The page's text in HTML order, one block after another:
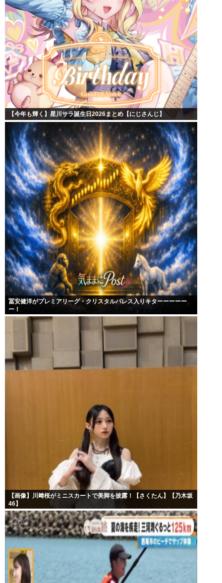
【今年も輝く】星川サラ誕生日2026まとめ【にじさんじ】
冨安健洋がプレミアリーグ・クリスタルパレス入りキターーーーー
ー！
【画像】川﨑桜がミニスカートで美脚を披露！【さくたん】【乃木坂
46】